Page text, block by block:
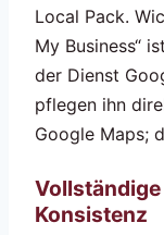
Local Pack.
My Business“
der Dienst
pflegen ihn
Google Maps;
Konsistenz